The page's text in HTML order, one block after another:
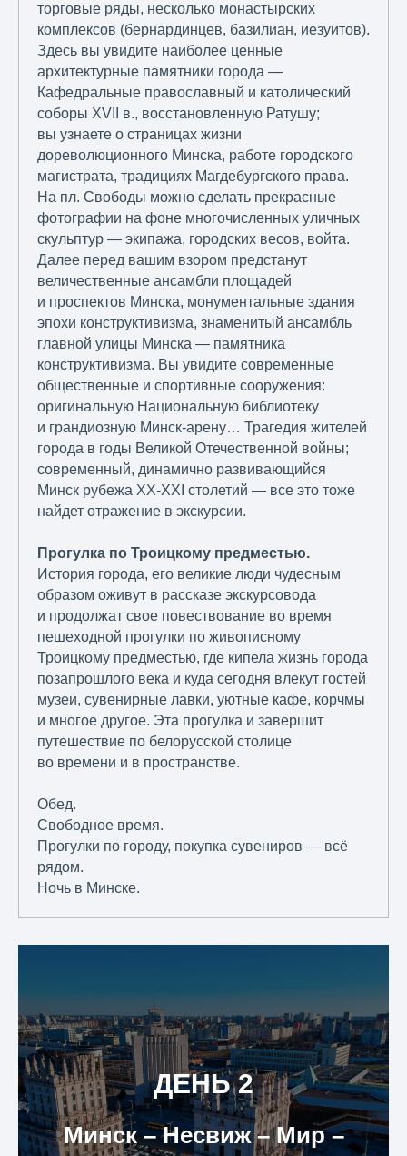
торговые ряды, несколько монастырских
комплексов (бернардинцев, базилиан, иезуитов).
Здесь вы увидите наиболее ценные
архитектурные памятники города —
Кафедральные православный и католический
соборы XVII в., восстановленную Ратушу;
вы узнаете о страницах жизни
дореволюционного Минска, работе городского
магистрата, традициях Магдебургского права.
На пл. Свободы можно сделать прекрасные
фотографии на фоне многочисленных уличных
скульптур — экипажа, городских весов, войта.
Далее перед вашим взором предстанут
величественные ансамбли площадей
и проспектов Минска, монументальные здания
эпохи конструктивизма, знаменитый ансамбль
главной улицы Минска — памятника
конструктивизма. Вы увидите современные
общественные и спортивные сооружения:
оригинальную Национальную библиотеку
и грандиозную Минск-арену… Трагедия жителей
города в годы Великой Отечественной войны;
современный, динамично развивающийся
Минск рубежа XX-XXI столетий — все это тоже
найдет отражение в экскурсии.
Прогулка по Троицкому предместью.
История города, его великие люди чудесным
образом оживут в рассказе экскурсовода
и продолжат свое повествование во время
пешеходной прогулки по живописному
Троицкому предместью, где кипела жизнь города
позапрошлого века и куда сегодня влекут гостей
музеи, сувенирные лавки, уютные кафе, корчмы
и многое другое. Эта прогулка и завершит
путешествие по белорусской столице
во времени и в пространстве.
Обед.
Свободное время.
Прогулки по городу, покупка сувениров — всё
рядом.
Ночь в Минске.
ДЕНЬ 2
Минск – Несвиж – Мир –